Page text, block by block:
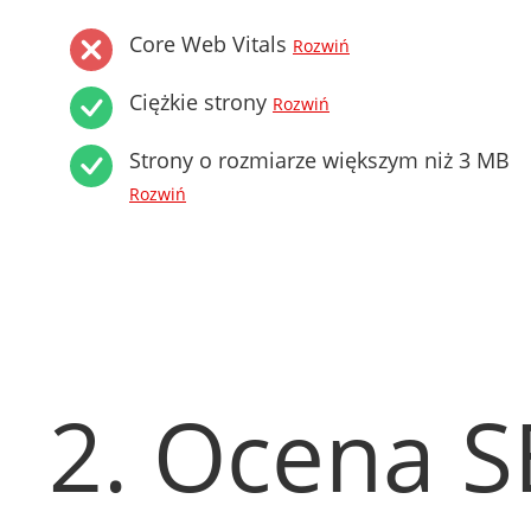
Core Web Vitals Rozwiń
Ciężkie strony Rozwiń
Strony o rozmiarze większym niż 3 MB
Rozwiń
2. Ocena